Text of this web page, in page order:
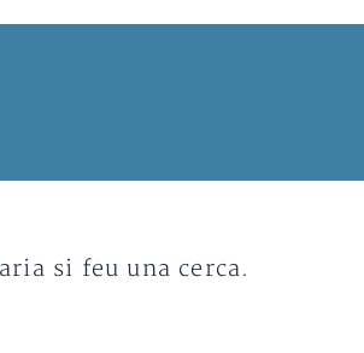
si feu una cerca.